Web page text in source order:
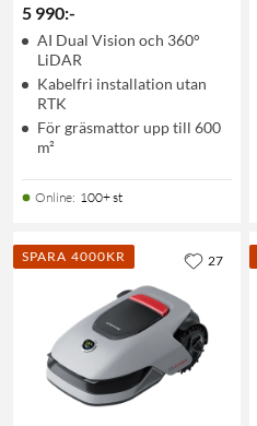
5 990:-
AI Dual Vision och 360°
LiDAR
Kabelfri installation utan
RTK
För gräsmattor upp till 600
m²
Online: 100+ st
SPARA 4000KR 27